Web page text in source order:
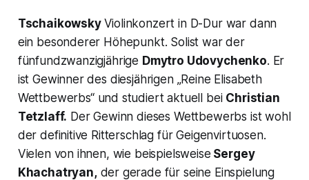
Tschaikowsky Violinkonzert in D-Dur war dann
ein besonderer Höhepunkt. Solist war der
fünfundzwanzigjährige Dmytro Udovychenko. Er
ist Gewinner des diesjährigen „Reine Elisabeth
Wettbewerbs“und studiert aktuell bei Christian
Tetzlaff. Der Gewinn dieses Wettbewerbs ist wohl
der definitive Ritterschlag für Geigenvirtuosen.
Vielen von ihnen, wie beispielsweise Sergey
Khachatryan,der gerade für seine Einspielung